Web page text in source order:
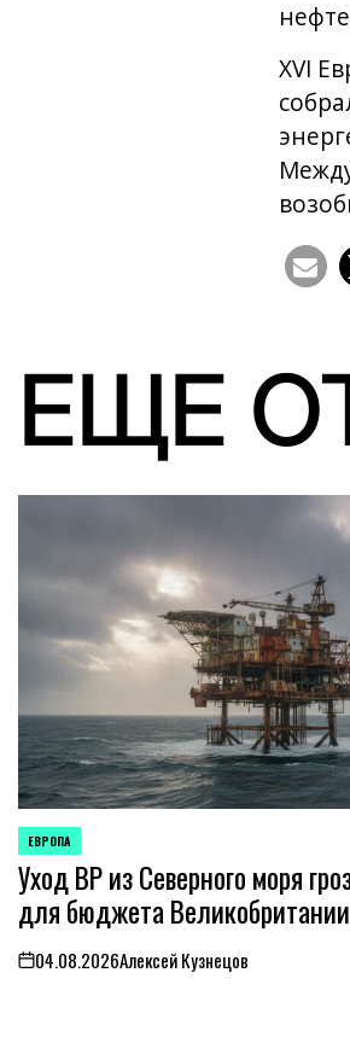
XVI
ЕЩЕ
ОПУБЛИКОВАНО
В
ЕВРОПА
Уход BP из Северного моря
для бюджета Великобритании
on04.08.2026Алексей Кузнецов